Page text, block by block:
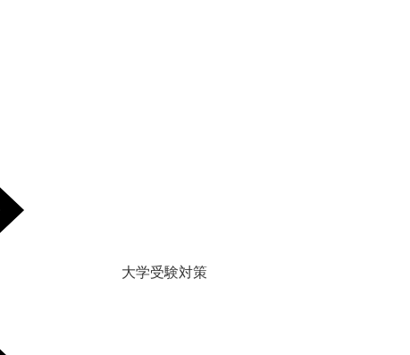
大学受験対策